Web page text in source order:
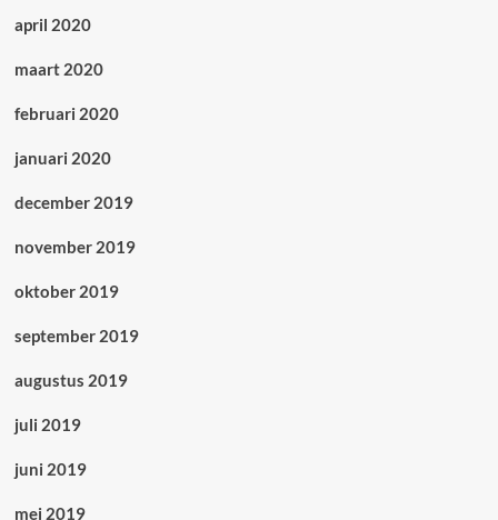
april 2020
maart 2020
februari 2020
januari 2020
december 2019
november 2019
oktober 2019
september 2019
augustus 2019
juli 2019
juni 2019
mei 2019